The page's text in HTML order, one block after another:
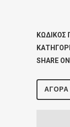
ΚΩΔΙΚΌΣ
SHARE
ΑΓΟΡΆ